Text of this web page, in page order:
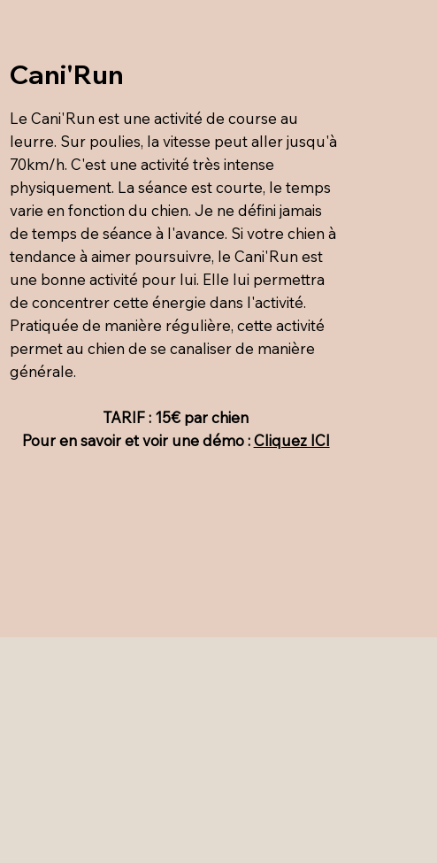
Le Cani'Run est une activité de course au
leurre. Sur poulies, la vitesse peut aller jusqu'à
70km/h. C'est une activité très intense
physiquement. La séance est courte, le temps
varie en fonction du chien. Je ne défini jamais
de temps de séance à l'avance. Si votre chien à
tendance à aimer poursuivre, le Cani'Run est
une bonne activité pour lui. Elle lui permettra
de concentrer cette énergie dans l'activité.
Pratiquée de manière régulière, cette activité
permet au chien de se canaliser de manière
générale.
TARIF : 15€ par chien
Pour en savoir et voir une démo :Cliquez ICI
Cani'Run